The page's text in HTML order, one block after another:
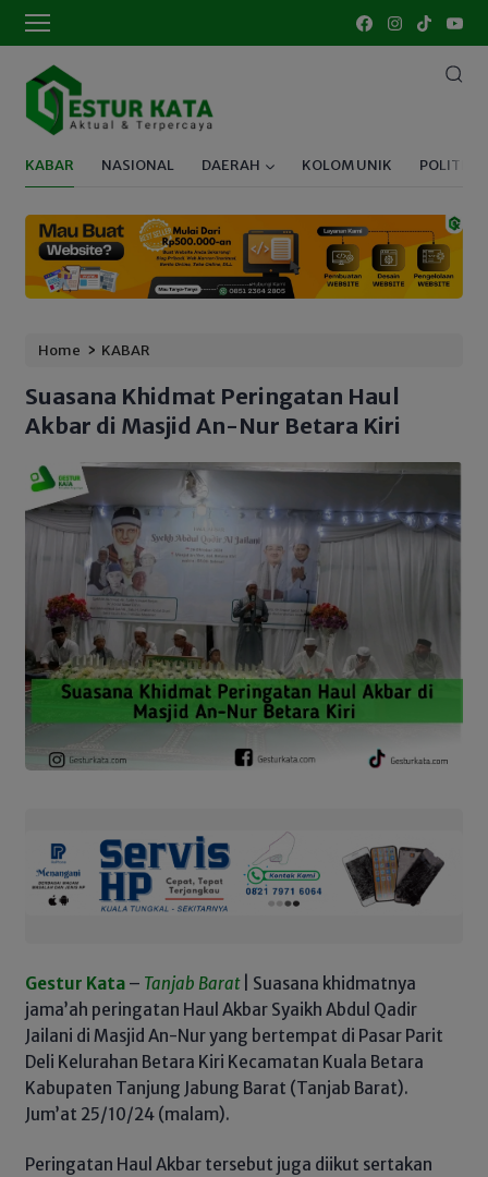
KABAR NASIONAL DAERAH KOLOM UNIK POLITIK
Home › KABAR
Suasana Khidmat Peringatan Haul
Akbar di Masjid An-Nur Betara Kiri
Gestur Kata – Tanjab Barat| Suasana khidmatnya
jama’ah peringatan Haul Akbar Syaikh Abdul Qadir
Jailani di Masjid An-Nur yang bertempat di Pasar Parit
Deli Kelurahan Betara Kiri Kecamatan Kuala Betara
Kabupaten Tanjung Jabung Barat (Tanjab Barat).
Jum’at 25/10/24 (malam).
Peringatan Haul Akbar tersebut juga diikut sertakan